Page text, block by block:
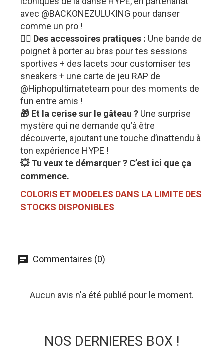
avec @BACKONEZULUKING pour danser
comme un pro !
🏃‍♂️ Des accessoires pratiques : Une bande de
poignet à porter au bras pour tes sessions
sportives + des lacets pour customiser tes
sneakers + une carte de jeu RAP de
@Hiphopultimateteam pour des moments de
fun entre amis !
🎁 Et la cerise sur le gâteau ? Une surprise
mystère qui ne demande qu’à être
découverte, ajoutant une touche d’inattendu à
ton expérience HYPE !
💥 Tu veux te démarquer ? C’est ici que ça
commence.
COLORIS ET MODELES DANS LA LIMITE DES
STOCKS DISPONIBLES
Commentaires (0)
Aucun avis n'a été publié pour le moment.
NOS DERNIERES BOX !